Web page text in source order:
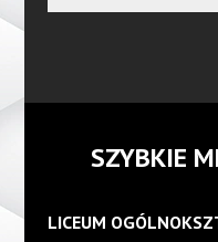
SZYBKIE
LICEUM